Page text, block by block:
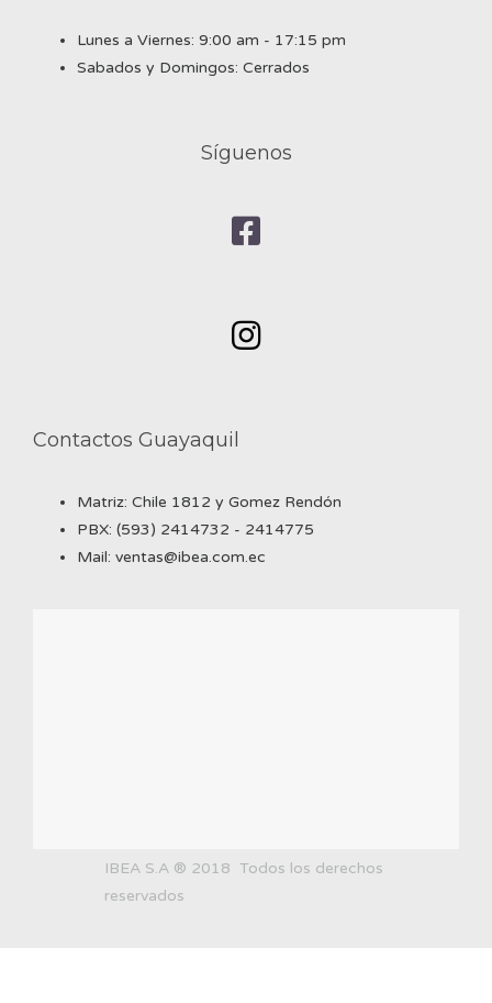
Lunes a Viernes: 9:00 am - 17:15 pm
Sabados y Domingos: Cerrados
Síguenos
Contactos Guayaquil
Matriz: Chile 1812 y Gomez Rendón
PBX: (593) 2414732 - 2414775
Mail: ventas@ibea.com.ec
IBEA S.A ® 2018 Todos los derechos
reservados